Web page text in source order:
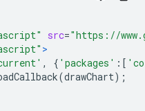
src="https://
>
, { 'packages' :[
(drawChart);